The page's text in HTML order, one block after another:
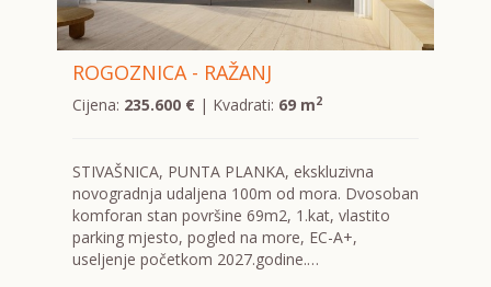
ROGOZNICA - RAŽANJ
Cijena: 235.600 €| Kvadrati: 69 m2
STIVAŠNICA, PUNTA PLANKA, ekskluzivna
novogradnja udaljena 100m od mora. Dvosoban
komforan stan površine 69m2, 1.kat, vlastito
parking mjesto, pogled na more, EC-A+,
useljenje početkom 2027.godine.…